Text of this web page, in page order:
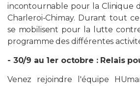
incontournable pour la Clinique
Charleroi-Chimay. Durant tout
se mobilisent pour la lutte
programme des différentes
- 30/9 au 1er octobre : Relais
Venez rejoindre l'équipe